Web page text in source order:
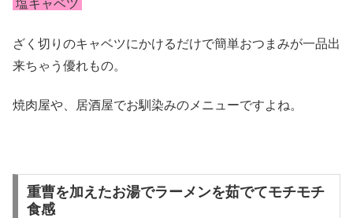
塩キャベツ
ざく切りのキャベツにかけるだけで簡単おつまみが一品出
来ちゃう優れもの。
焼肉屋や、居酒屋でお馴染みのメニューですよね。
重曹を加えたお湯でラーメンを茹でてモチモチ
食感